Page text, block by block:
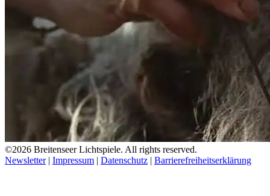
©2026 Breitenseer Lichtspiele. All rights reserved.
Newsletter| Impressum | Datenschutz | Barrierefreiheitserklärung